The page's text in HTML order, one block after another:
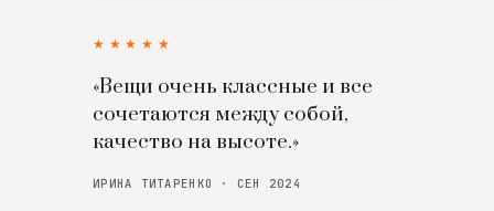
★★★★★
«Вещи очень классные и все
сочетаются между собой,
качество на высоте.»
ИРИНА ТИТАРЕНКО · СЕН 2024